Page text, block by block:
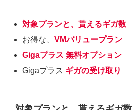
対象プランと、貰えるギガ数
お得な、VMバリュープラン
Gigaプラス 無料オプション
Gigaプラス ギガの受け取り